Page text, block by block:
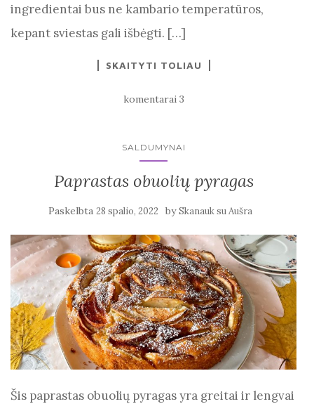
ingredientai bus ne kambario temperatūros,
kepant sviestas gali išbėgti. […]
SKAITYTI TOLIAU
komentarai 3
SALDUMYNAI
Paprastas obuolių pyragas
Paskelbta 28 spalio, 2022 bySkanauk su Aušra
Šis paprastas obuolių pyragas yra greitai ir lengvai